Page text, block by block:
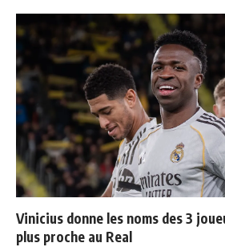
Vinicius donne les noms des 3
plus proche au Real